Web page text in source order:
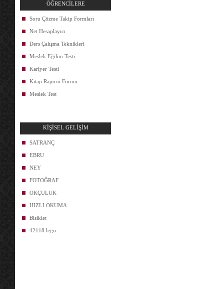
ÖĞRENCİLERE
Soru Çözme Takip Formları
Net Hesaplayıcı
Ders Çalışma Teknikleri
Meslek Eğilim Testi
Kariyer Testi
Kitap Raporu Formu
Meslek Test
KİŞİSEL GELİŞİM
SATRANÇ
EBRU
NEY
FOTOĞRAF
OKÇULUK
HIZLI OKUMA
Bisiklet
42118 lego